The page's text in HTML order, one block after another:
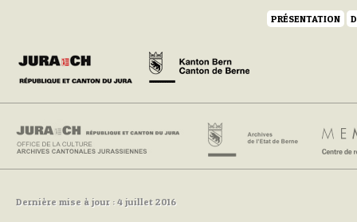
PRÉSENTATION
Dernière mise à jour : 4 juillet 2016